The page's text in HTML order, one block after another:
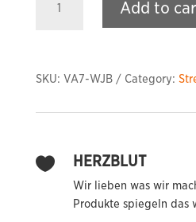
Add to
SKU: VA7-WJB Category:
 HERZBLUT
Wir lieben was wir
Produkte spiegeln das